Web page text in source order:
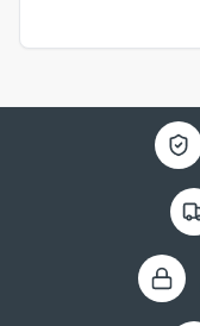
Politique de confidentialité